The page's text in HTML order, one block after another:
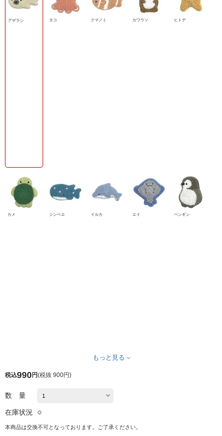
アザラシ タコ クマノミ カワウソ ヒトデ
カメ ジンベエ イルカ エイ ペンギン
もっと見る
税込990円(税抜 900円)
数 量
在庫状況 ○
本商品は交換不可となっております。ご了承ください。